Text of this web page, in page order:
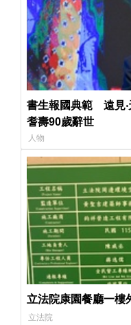
書生報國典範 遠見‧
耆壽90歲辭世
人物
立法院康園餐廳一樓
立法院